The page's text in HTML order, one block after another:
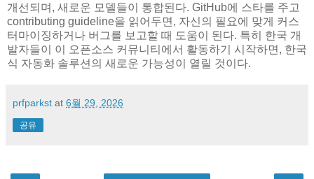
개선되며, 새로운 모델들이 통합된다. GitHub에 스타를 주고
contributing guideline을 읽어두면, 자신의 필요에 맞게 커스
터마이징하거나 버그를 보고할 때 도움이 된다. 특히 한국 개
발자들이 이 오픈소스 커뮤니티에서 활동하기 시작하면, 한국
식 자동화 솔루션의 새로운 가능성이 열릴 것이다.
prfparkst at 6월 29, 2026
공유